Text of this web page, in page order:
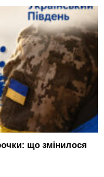
що змінилося